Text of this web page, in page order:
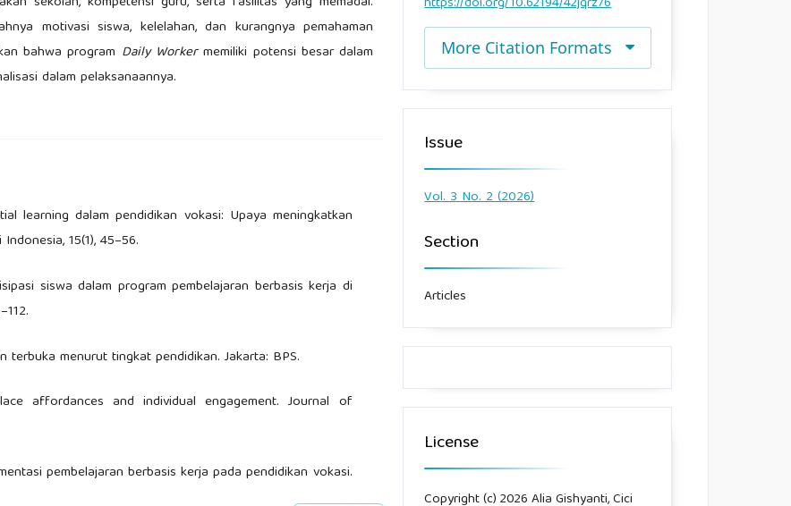
motivasi siswa, kelelahan, dan kurangnya pemahaman
bahwa program Daily Workermemiliki potensi besar dalam
dalam pelaksanaannya.
learning dalam pendidikan vokasi: Upaya meningkatkan
15(1), 45–56.
siswa dalam program pembelajaran berbasis kerja di
menurut tingkat pendidikan. Jakarta: BPS.
affordances and individual engagement. Journal of
pembelajaran berbasis kerja pada pendidikan vokasi.
More Citation Formats
Issue
Vol. 3 No. 2 (2026)
Section
Articles
License
Copyright (c) 2026 Alia Gishyanti, Cici